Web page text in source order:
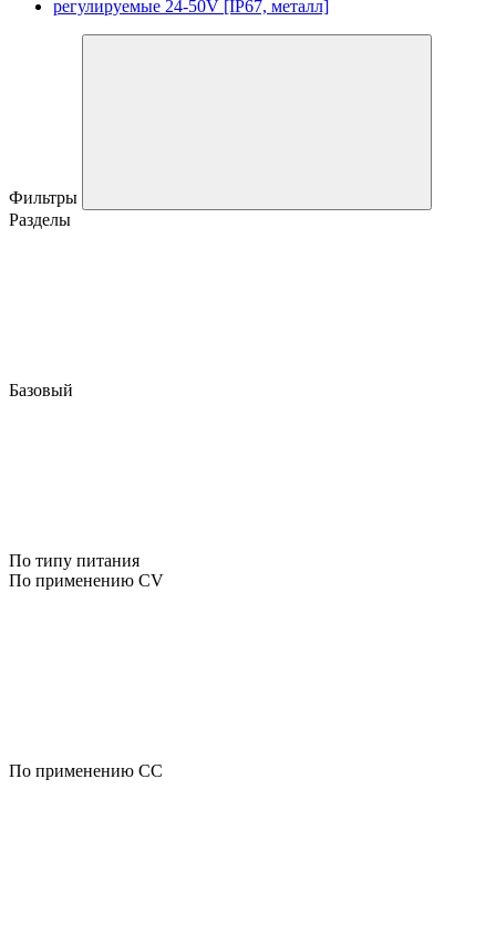
регулируемые 24-50V [IP67, металл]
Фильтры
Разделы
Базовый
По типу питания
По применению CV
По применению CC